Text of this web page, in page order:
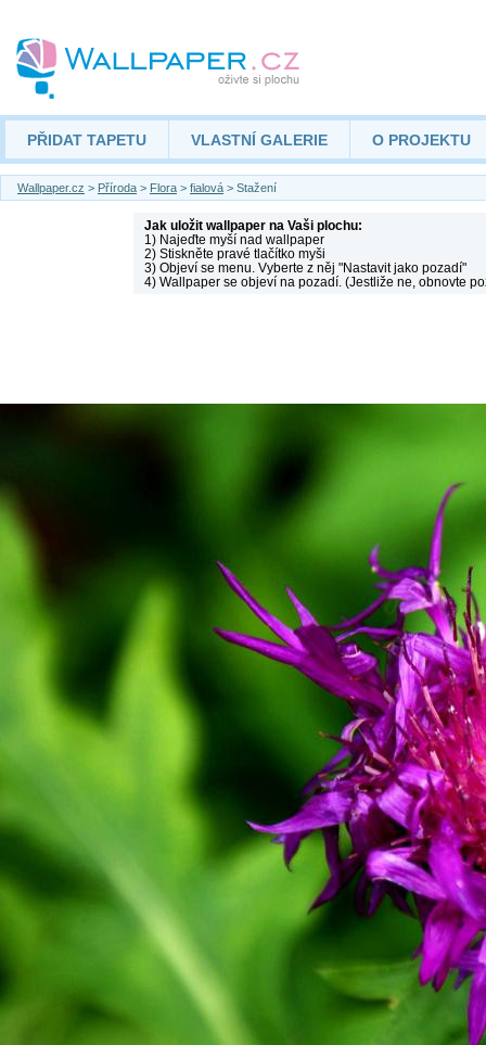
PŘIDAT TAPETU VLASTNÍ GALERIE O PROJEKTU
Wallpaper.cz > Příroda > Flora > fialová > Stažení
Jak uložit wallpaper na Vaši plochu:
1) Najeďte myší nad wallpaper
2) Stiskněte pravé tlačítko myši
3) Objeví se menu. Vyberte z něj "Nastavit jako pozadí"
4) Wallpaper se objeví na pozadí. (Jestliže ne, obnovte